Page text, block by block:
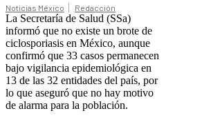
Noticias México Redacción
La Secretaría de Salud (SSa)
informó que no existe un brote de
ciclosporiasis en México, aunque
confirmó que 33 casos permanecen
bajo vigilancia epidemiológica en
13 de las 32 entidades del país, por
lo que aseguró que no hay motivo
de alarma para la población.